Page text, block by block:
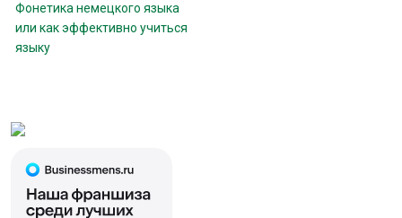
Фонетика немецкого языка
или как эффективно учиться
языку